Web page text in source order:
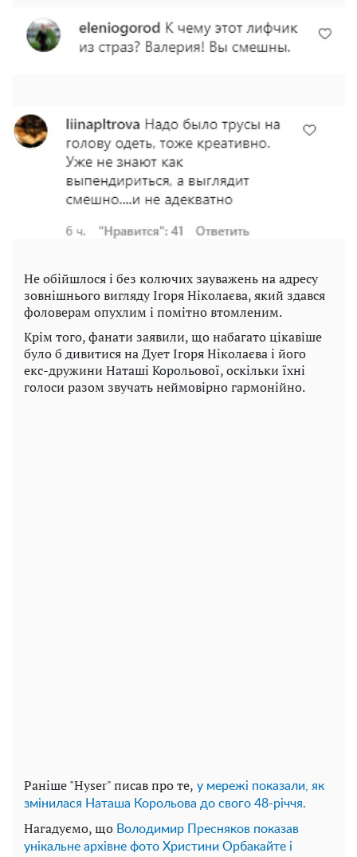
Не обійшлося і без колючих зауважень на адресу
зовнішнього вигляду Ігоря Ніколаєва, який здався
фоловерам опухлим і помітно втомленим.
Крім того, фанати заявили, що набагато цікавіше
було б дивитися на Дует Ігоря Ніколаєва і його
екс-дружини Наташі Корольової, оскільки їхні
голоси разом звучать неймовірно гармонійно.
Раніше "Hyser" писав про те, у мережі показали, як
змінилася Наташа Корольова до свого 48-річчя.
Нагадуємо, що Володимир Пресняков показав
унікальне архівне фото Христини Орбакайте і